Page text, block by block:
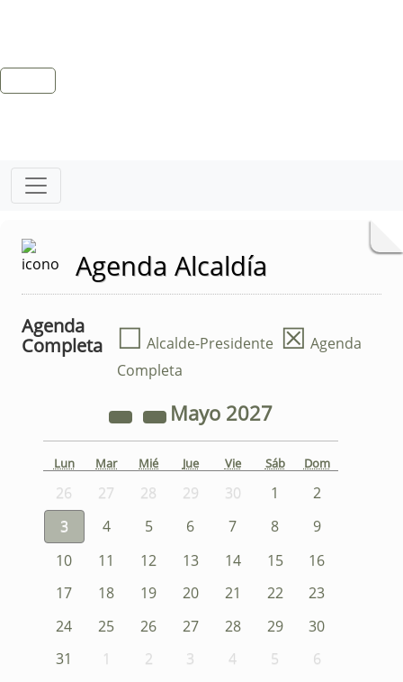
Agenda Alcaldía
Agenda
Completa
☐ Alcalde-Presidente ☒ Agenda
Completa
Mayo 2027
Lun Mar Mié Jue Vie Sáb Dom
26 27 28 29 30 1
2
3
4 5 6 7 8
9
10
11 12 13 14 15
16
17
18 19 20 21 22
23
24
25 26 27 28 29
30
31
1 2 3 4 5 6